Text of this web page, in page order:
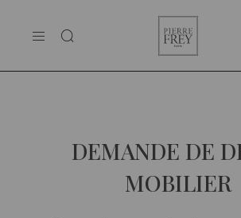
LA MAISON
Frey
DEMANDE DE
MOBILIER